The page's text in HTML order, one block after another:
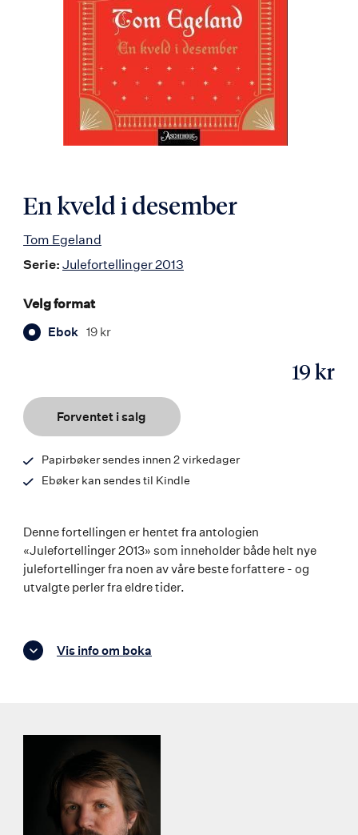
En kveld i desember
Tom Egeland
Serie: Julefortellinger 2013
Velg format
Ebok 19 kr
Forventet i salg
19 kr
9788203356520
Papirbøker sendes innen 2 virkedager
Ebøker kan sendes til Kindle
Denne fortellingen er hentet fra antologien
«Julefortellinger 2013» som inneholder både helt nye
julefortellinger fra noen av våre beste forfattere - og
utvalgte perler fra eldre tider.
Vis info om boka